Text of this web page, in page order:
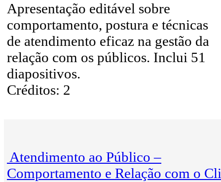
Apresentação editável sobre
comportamento, postura e técnicas
de atendimento eficaz na gestão da
relação com os públicos. Inclui 51
diapositivos.
Créditos: 2
Atendimento ao Público –
Comportamento e Relação com o